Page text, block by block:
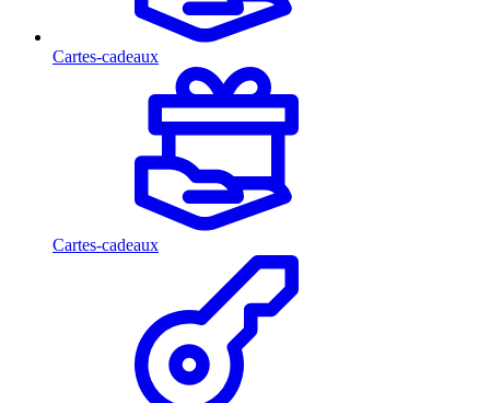
Cartes-cadeaux
Cartes-cadeaux